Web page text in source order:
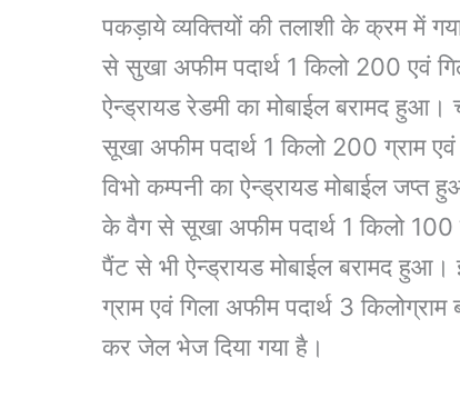
पकड़ाये व्यक्तियों की तलाशी के क्रम में
से सुखा अफीम पदार्थ 1 किलो 200 एवं
ऐन्ड्रायड रेडमी का मोबाईल बरामद
सूखा अफीम पदार्थ 1 किलो 200 ग्राम
विभो कम्पनी का ऐन्ड्रायड मोबाईल जप्त
के वैग से सूखा अफीम पदार्थ 1 किलो 100
पैंट से भी ऐन्ड्रायड मोबाईल बरामद
ग्राम एवं गिला अफीम पदार्थ 3
कर जेल भेज दिया गया है।